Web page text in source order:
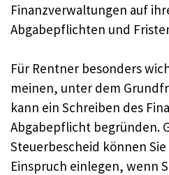
Finanzverwaltungen auf
Abgabepflichten und
Für Rentner besonders
meinen, unter dem
kann ein Schreiben des
Abgabepflicht begründen.
Steuerbescheid können
Einspruch einlegen, wenn